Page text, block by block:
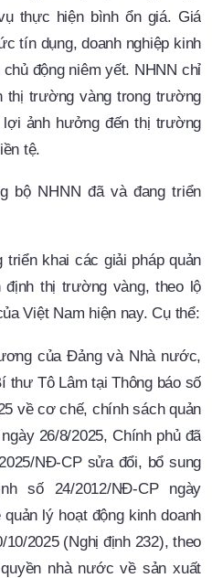
thực hiện bình ổn giá. Giá
tín dụng, doanh nghiệp kinh
động niêm yết. NHNN chỉ
thị trường vàng trong trường
ảnh hưởng đến thị trường
tệ.
bộ NHNN đã và đang triển
triển khai các giải pháp quản
thị trường vàng, theo lộ
Việt Nam hiện nay. Cụ thể:
của Đảng và Nhà nước,
thư Tô Lâm tại Thông báo số
về cơ chế, chính sách quản
26/8/2025, Chính phủ đã
NĐ-CP sửa đổi, bổ sung
số 24/2012/NĐ-CP ngày
lý hoạt động kinh doanh
2025 (Nghị định 232), theo
nhà nước về sản xuất